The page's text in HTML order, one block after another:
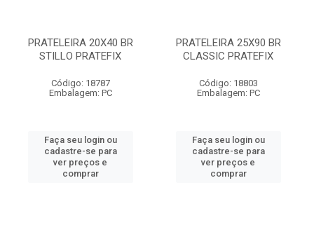
PRATELEIRA 20X40 BR
STILLO PRATEFIX
Código: 18787
Embalagem: PC
Faça seu login ou
cadastre-se para
ver preços e
comprar
PRATELEIRA 25X90 BR
CLASSIC PRATEFIX
Código: 18803
Embalagem: PC
Faça seu login ou
cadastre-se para
ver preços e
comprar